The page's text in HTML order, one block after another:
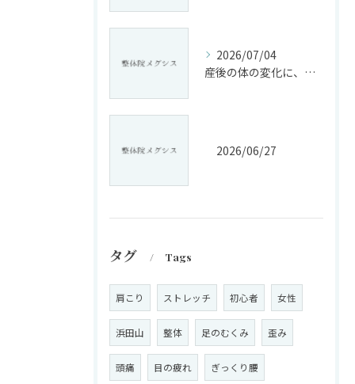
2026/07/04
産後の体の変化に、戸惑っていませんか?
2026/06/27
タグ Tags
肩こり ストレッチ 初心者 女性
浜田山 整体 足のむくみ 歪み
頭痛 目の疲れ ぎっくり腰